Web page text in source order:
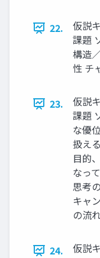
22.
仮説
課題
構造
性 チ
23.
仮説
課題
な優
扱え
⽬的
なっ
思考
キャ
の流
24. 仮説